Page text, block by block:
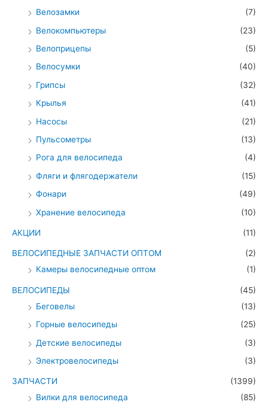
Велозамки
(7)
Велокомпьютеры
(23)
Велоприцепы
(5)
Велосумки
(40)
Грипсы
(32)
Крылья
(41)
Насосы
(21)
Пульсометры
(13)
Рога для велосипеда
(4)
Фляги и флягодержатели
(15)
Фонари
(49)
Хранение велосипеда
(10)
АКЦИИ (11)
ВЕЛОСИПЕДНЫЕ ЗАПЧАСТИ ОПТОМ
(2)
Камеры велосипедные оптом
(1)
ВЕЛОСИПЕДЫ
(45)
Беговелы
(13)
Горные велосипеды
(25)
Детские велосипеды
(3)
Электровелосипеды
(3)
ЗАПЧАСТИ
(1399)
Вилки для велосипеда
(85)